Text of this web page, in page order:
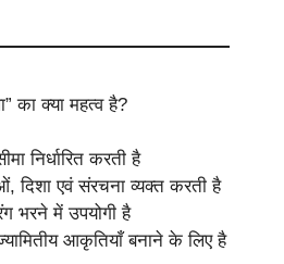
का क्या महत्व है?
निर्धारित करती है
दिशा एवं संरचना व्यक्त करती है
भरने में उपयोगी है
आकृतियाँ बनाने के लिए है